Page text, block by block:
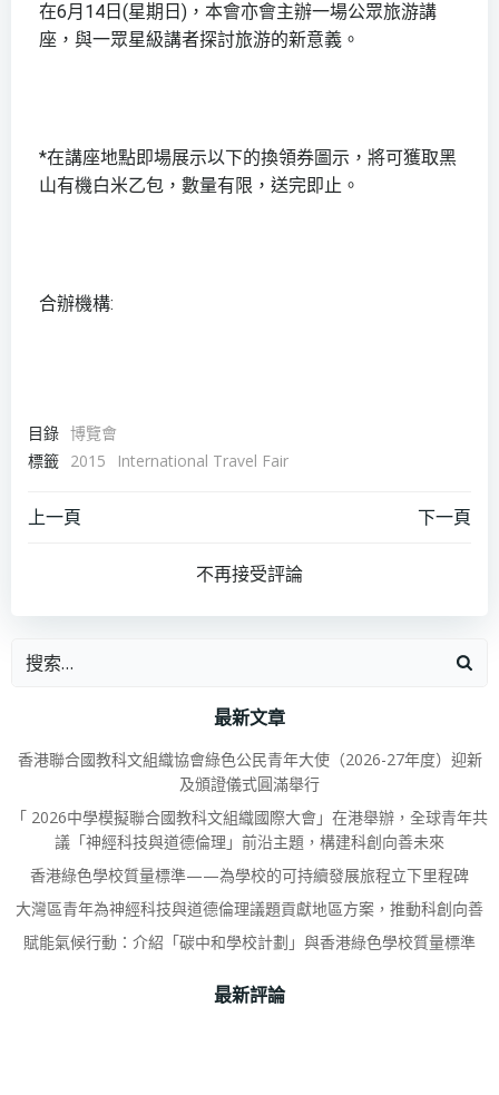
在6月14日(星期日)，本會亦會主辦一場公眾旅游講
座，與一眾星級講者探討旅游的新意義。
*在講座地點即場展示以下的換領券圖示，將可獲取黑
山有機白米乙包，數量有限，送完即止。
合辦機構:
目錄 博覽會
標籤 2015 International Travel Fair
上一頁 下一頁
不再接受評論
最新文章
香港聯合國教科文組織協會綠色公民青年大使（2026-27年度）迎新
及頒證儀式圓滿舉行
「 2026中學模擬聯合國教科文組織國際大會」在港舉辦，全球青年共
議「神經科技與道德倫理」前沿主題，構建科創向善未來
香港綠色學校質量標準——為學校的可持續發展旅程立下里程碑
大灣區青年為神經科技與道德倫理議題貢獻地區方案，推動科創向善
賦能氣候行動：介紹「碳中和學校計劃」與香港綠色學校質量標準
最新評論